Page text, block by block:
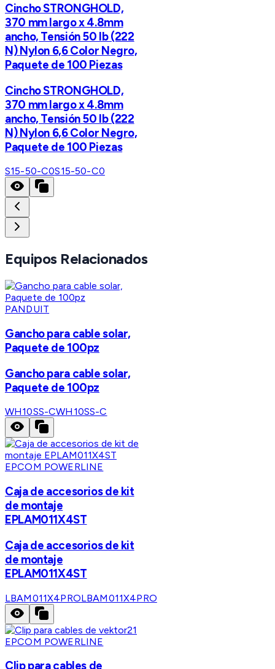
Cincho STRONGHOLD,
370 mm largo x 4.8mm
ancho, Tensión 50 lb (222
N) Nylon 6,6 Color Negro,
Paquete de 100 Piezas
Cincho STRONGHOLD,
370 mm largo x 4.8mm
ancho, Tensión 50 lb (222
N) Nylon 6,6 Color Negro,
Paquete de 100 Piezas
S15-50-C0S15-50-C0
Equipos Relacionados
PANDUIT
Gancho para cable solar,
Paquete de 100pz
Gancho para cable solar,
Paquete de 100pz
WH10SS-CWH10SS-C
EPCOM POWERLINE
Caja de accesorios de kit
de montaje
EPLAM011X4ST
Caja de accesorios de kit
de montaje
EPLAM011X4ST
LBAM011X4PROLBAM011X4PRO
EPCOM POWERLINE
Clip para cables de